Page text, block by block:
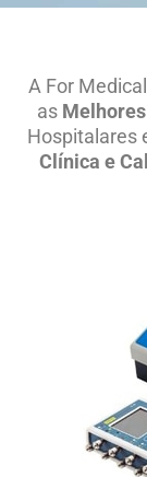
A For
as
Hospitalares
Clínica e